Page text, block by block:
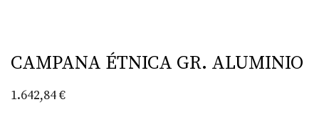
CAMPANA ÉTNICA GR. ALUMINIO
1.642,84€